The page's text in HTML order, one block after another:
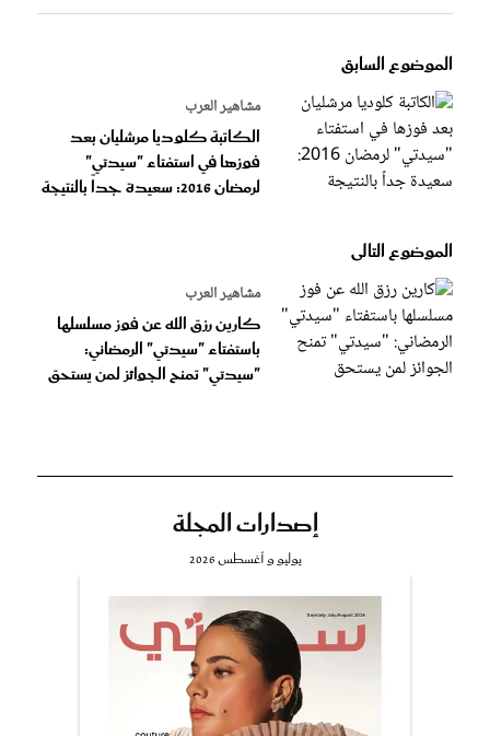
الموضوع السابق
مشاهير العرب
الكاتبة كلوديا مرشليان بعد
فوزها في استفتاء "سيدتي"
لرمضان 2016: سعيدة جداً بالنتيجة
الموضوع التالى
مشاهير العرب
كارين رزق الله عن فوز مسلسلها
باستفتاء "سيدتي" الرمضاني:
"سيدتي" تمنح الجوائز لمن يستحق
إصدارات المجلة
يوليو و أغسطس 2026